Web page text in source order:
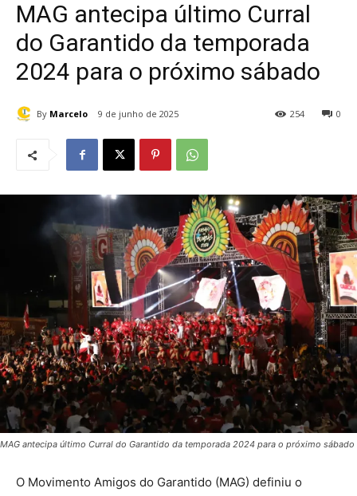
MAG antecipa último Curral
do Garantido da temporada
2024 para o próximo sábado
By Marcelo 9 de junho de 2025 0
254
MAG antecipa último Curral do Garantido da temporada 2024 para o próximo sábado
O Movimento Amigos do Garantido (MAG) definiu o